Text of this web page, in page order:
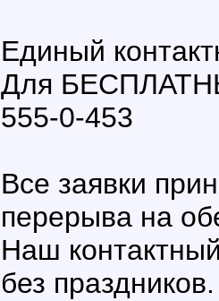
Единый
Для
555-0-453
Все заявки
перерыва на
Наш
без праздников.